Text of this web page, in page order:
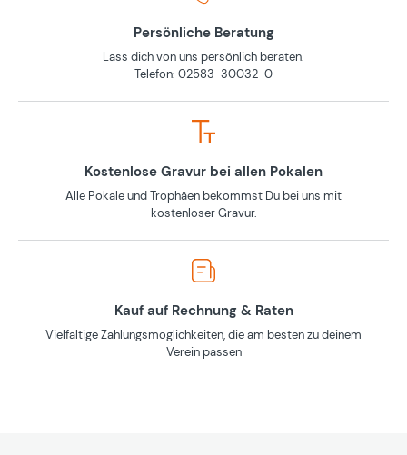
Persönliche Beratung
Lass dich von uns persönlich beraten.
Telefon: 02583-30032-0
Kostenlose Gravur bei allen Pokalen
Alle Pokale und Trophäen bekommst Du bei uns mit
kostenloser Gravur.
Kauf auf Rechnung & Raten
Vielfältige Zahlungsmöglichkeiten, die am besten zu deinem
Verein passen